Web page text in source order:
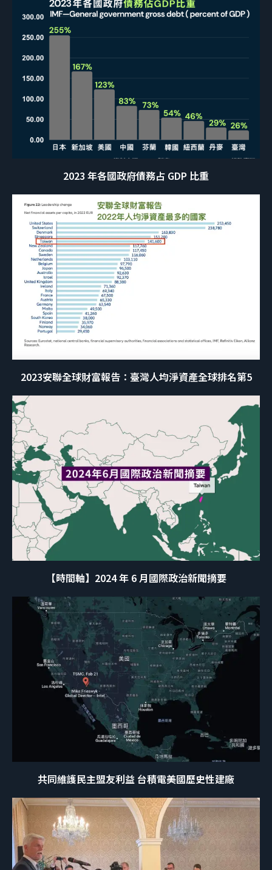
2023 年各國政府債務占 GDP 比重
2023安聯全球財富報告：臺灣人均淨資產全球排名第5
【時間軸】2024 年 6 月國際政治新聞摘要
共同維護民主盟友利益 台積電美國歷史性建廠